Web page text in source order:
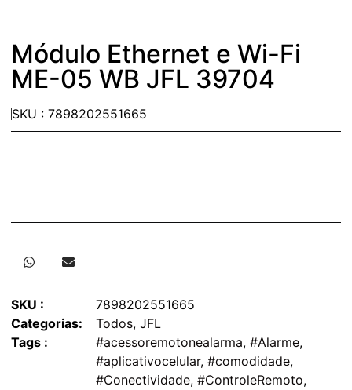
Módulo Ethernet e Wi-Fi
ME-05 WB JFL 39704
SKU : 7898202551665
SKU :
7898202551665
Categorias:
Todos, JFL
Tags :
#acessoremotonealarma, #Alarme,
#aplicativocelular, #comodidade,
#Conectividade, #ControleRemoto,